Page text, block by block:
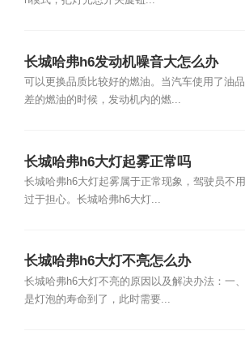
长城哈弗h6发动机噪音大怎么办
可以更换品质比较好的燃油。当汽车使用了油品
差的燃油的时候，发动机内的燃...
长城哈弗h6大灯起雾正常吗
长城哈弗h6大灯起雾属于正常现象，驾驶员不用
过于担心。长城哈弗h6大灯...
长城哈弗h6大灯不亮怎么办
长城哈弗h6大灯不亮的原因以及解决办法：一、
是灯泡的寿命到了，此时需要...